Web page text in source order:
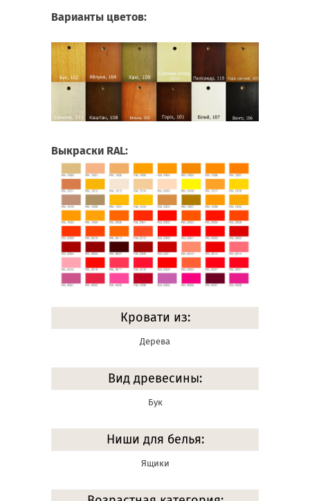
Варианты цветов:
Выкраски RAL:
Кровати из:
Дерева
Вид древесины:
Бук
Ниши для белья:
Ящики